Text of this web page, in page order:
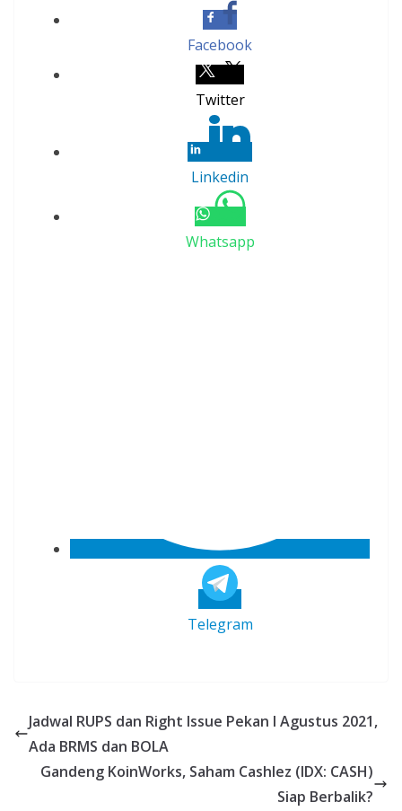
Facebook
Twitter
Linkedin
Whatsapp
Telegram
Jadwal RUPS dan Right Issue Pekan I Agustus 2021,
Ada BRMS dan BOLA
Gandeng KoinWorks, Saham Cashlez (IDX: CASH)
Siap Berbalik?